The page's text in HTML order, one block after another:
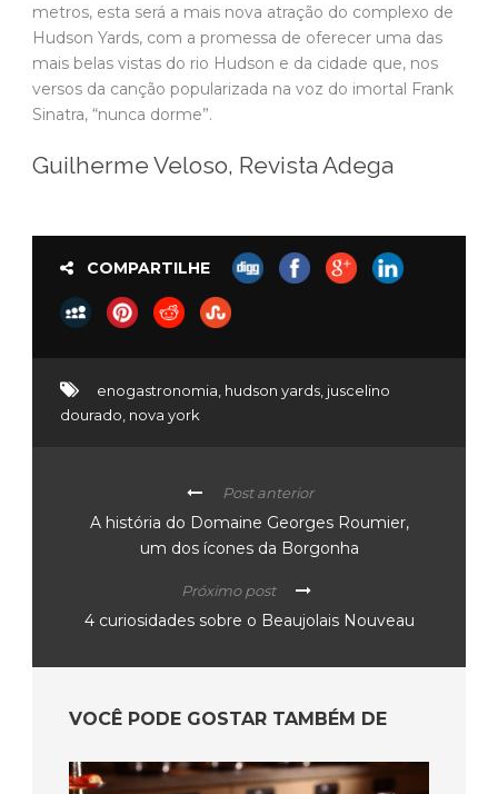
metros, esta será a mais nova atração do complexo de
Hudson Yards, com a promessa de oferecer uma das
mais belas vistas do rio Hudson e da cidade que, nos
versos da canção popularizada na voz do imortal Frank
Sinatra, “nunca dorme”.
Guilherme Veloso, Revista Adega
COMPARTILHE
enogastronomia hudson yards juscelino
dourado nova york
Post anterior
A história do Domaine Georges Roumier,
um dos ícones da Borgonha
Próximo post
4 curiosidades sobre o Beaujolais Nouveau
VOCÊ PODE GOSTAR TAMBÉM DE